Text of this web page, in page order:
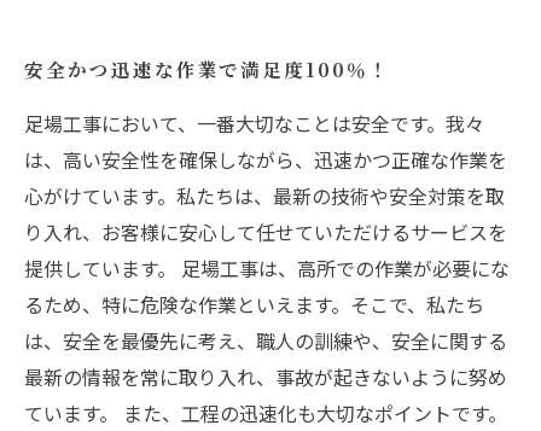
安全かつ迅速な作業で満足度100％！
足場工事において、一番大切なことは安全です。我々
は、高い安全性を確保しながら、迅速かつ正確な作業を
心がけています。私たちは、最新の技術や安全対策を取
り入れ、お客様に安心して任せていただけるサービスを
提供しています。 足場工事は、高所での作業が必要にな
るため、特に危険な作業といえます。そこで、私たち
は、安全を最優先に考え、職人の訓練や、安全に関する
最新の情報を常に取り入れ、事故が起きないように努め
ています。 また、工程の迅速化も大切なポイントです。